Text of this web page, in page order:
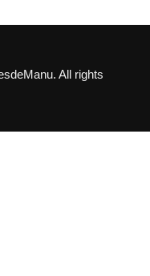
All rights